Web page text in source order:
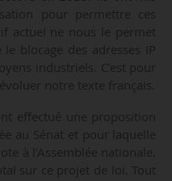
pour permettre ces
actuel ne nous le permet
blocage des adresses IP
industriels. C’est pour
notre texte français.
effectué une proposition
au Sénat et pour laquelle
à l’Assemblée nationale.
sur ce projet de loi. Tout